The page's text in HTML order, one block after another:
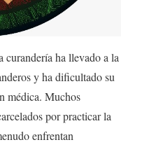
curandería ha llevado a la
y ha dificultado su
médica. Muchos
por practicar la
enfrentan